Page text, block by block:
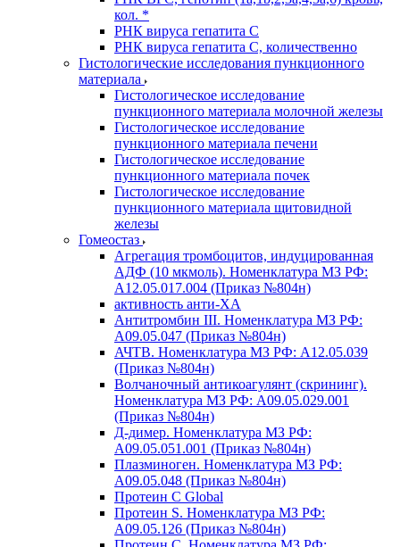
кол. *
РНК вируса гепатита C
РНК вируса гепатита C, количественно
Гистологические исследования пункционного
материала
Гистологическое исследование
пункционного материала молочной железы
Гистологическое исследование
пункционного материала печени
Гистологическое исследование
пункционного материала почек
Гистологическое исследование
пункционного материала щитовидной
железы
Гомеостаз
Агрегация тромбоцитов, индуцированная
АДФ (10 мкмоль). Номенклатура МЗ РФ:
A12.05.017.004 (Приказ №804н)
активность анти-ХА
Антитромбин III. Номенклатура МЗ РФ:
A09.05.047 (Приказ №804н)
АЧТВ. Номенклатура МЗ РФ: A12.05.039
(Приказ №804н)
Волчаночный антикоагулянт (скрининг).
Номенклатура МЗ РФ: A09.05.029.001
(Приказ №804н)
Д-димер. Номенклатура МЗ РФ:
A09.05.051.001 (Приказ №804н)
Плазминоген. Номенклатура МЗ РФ:
A09.05.048 (Приказ №804н)
Протеин C Global
Протеин S. Номенклатура МЗ РФ:
A09.05.126 (Приказ №804н)